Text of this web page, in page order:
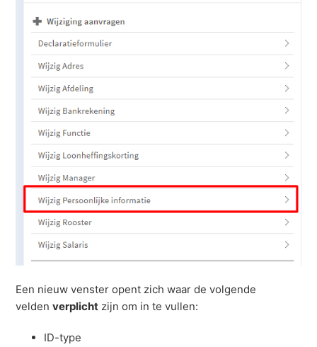
Is het mogelijk om een ingediende aanvraag in te
trekken?
Kind of Partner toevoegen in Nmbrs
Een nieuw venster opent zich waar de volgende
veldenverplicht zijn om in te vullen:
ID-type